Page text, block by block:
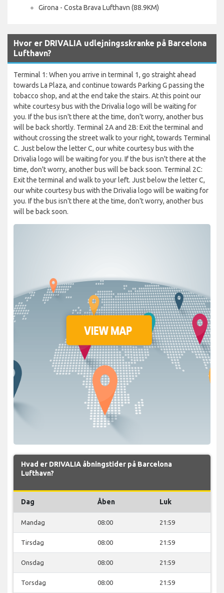
Girona - Costa Brava Lufthavn (88.9KM)
Hvor er DRIVALIA udlejningsskranke på Barcelona
Lufthavn?
Terminal 1: When you arrive in terminal 1, go straight ahead
towards La Plaza, and continue towards Parking G passing the
tobacco shop, and at the end take the stairs. At this point our
white courtesy bus with the Drivalia logo will be waiting for
you. If the bus isn't there at the time, don't worry, another bus
will be back shortly. Terminal 2A and 2B: Exit the terminal and
without crossing the street walk to your right, towards Terminal
C. Just below the letter C, our white courtesy bus with the
Drivalia logo will be waiting for you. If the bus isn't there at the
time, don't worry, another bus will be back soon. Terminal 2C:
Exit the terminal and walk to your left. Just below the letter C,
our white courtesy bus with the Drivalia logo will be waiting for
you. If the bus isn't there at the time, don't worry, another bus
will be back soon.
Hvad er DRIVALIA åbningstider på Barcelona
Lufthavn?
Dag Åben Luk
Mandag 08:00 21:59
Tirsdag 08:00 21:59
Onsdag 08:00 21:59
Torsdag 08:00 21:59